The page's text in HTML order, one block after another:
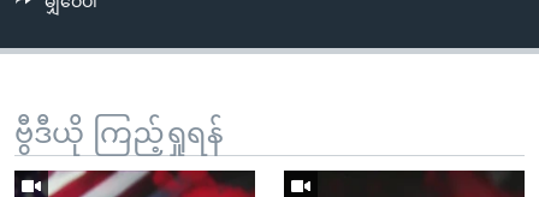
ဗွီဒီယို ကြည့်ရှုရန်